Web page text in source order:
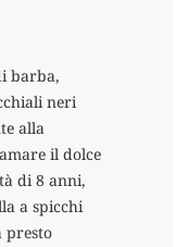
barba,
neri
alla
il dolce
di 8 anni,
a spicchi
presto